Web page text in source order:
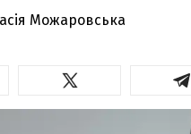
Можаровська